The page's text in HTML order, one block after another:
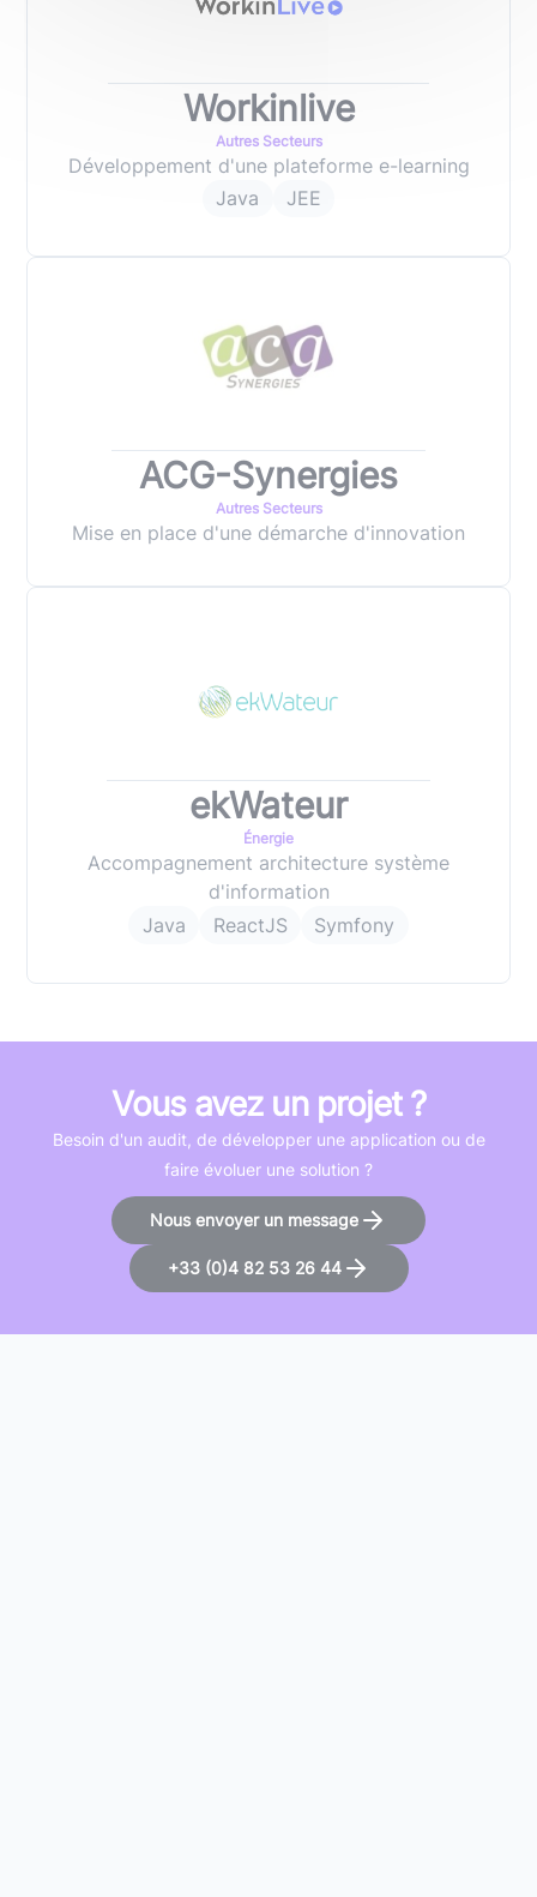
Workinlive
Autres Secteurs
Développement d'une plateforme e-learning
Java
JEE
ACG-Synergies
Autres Secteurs
Mise en place d'une démarche d'innovation
ekWateur
Énergie
Accompagnement architecture système
d'information
Java
ReactJS Symfony
Vous avez un projet ?
Besoin d'un audit, de développer une application ou de
faire évoluer une solution ?
Nous envoyer un message
+33 (0)4 82 53 26 44